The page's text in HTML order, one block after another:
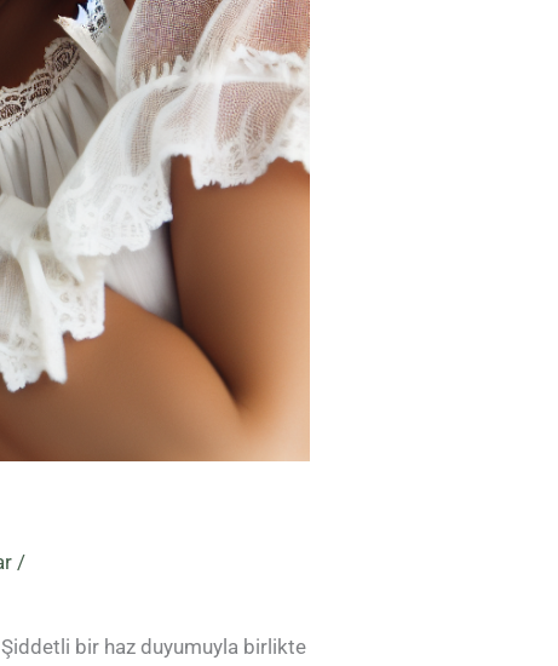
/
Şiddetli bir haz duyumuyla birlikte